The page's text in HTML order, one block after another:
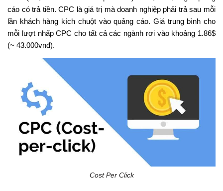
cáo có trả tiền. CPC là giá trị mà doanh nghiệp phải trả sau mỗi
lần khách hàng kích chuột vào quảng cáo. Giá trung bình cho
mỗi lượt nhấp CPC cho tất cả các ngành rơi vào khoảng 1.86$
(~ 43.000vnđ).
Cost Per Click